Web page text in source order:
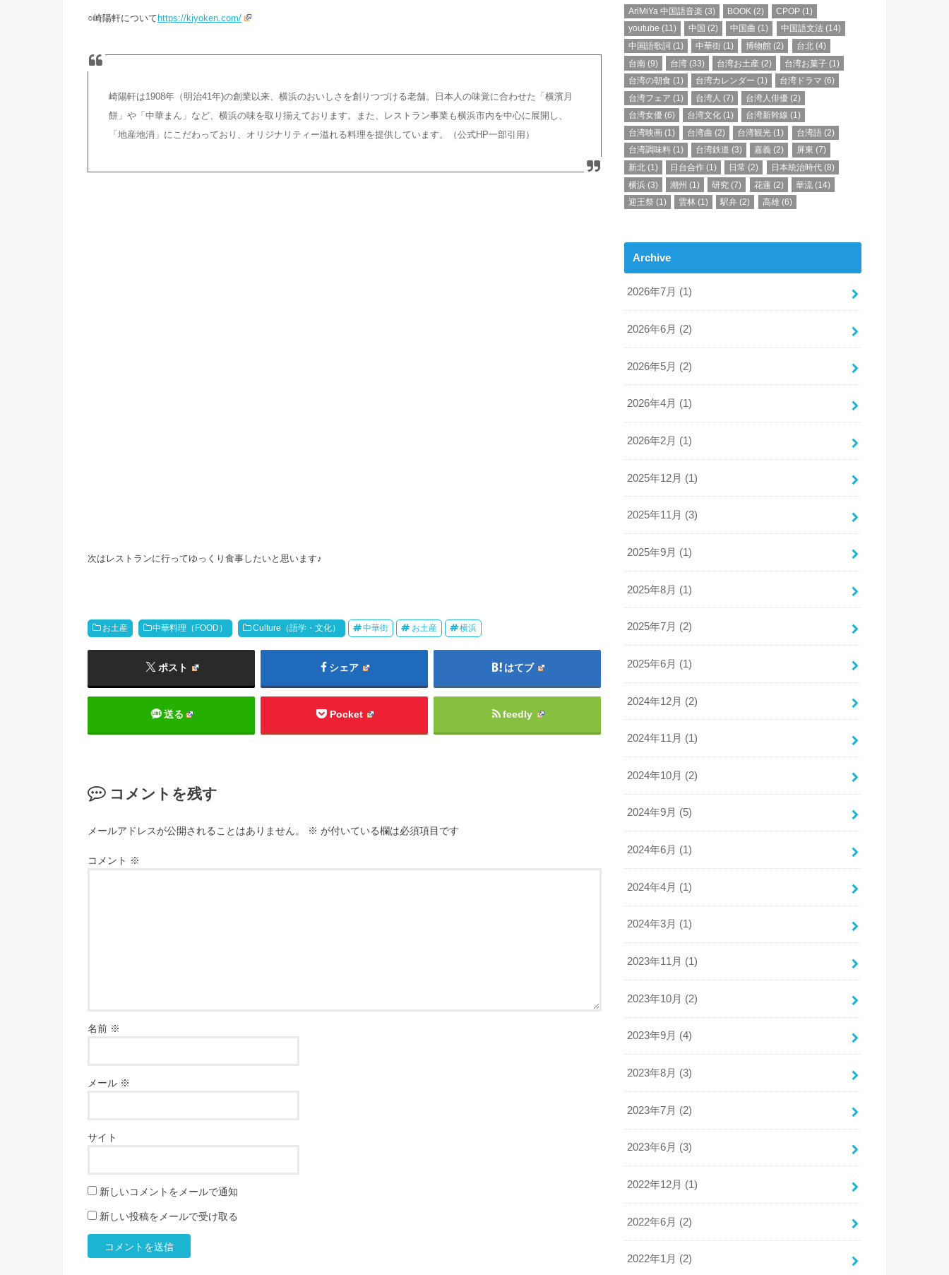
○崎陽軒について https://kiyoken.com/
崎陽軒は1908年（明治41年)の創業以来、横浜のおいしさを創りつづける老舗。日本人の味覚に合わせた「横濱月
餅」や「中華まん」など、横浜の味を取り揃えております。また、レストラン事業も横浜市内を中心に展開し、
「地産地消」にこだわっており、オリジナリティー溢れる料理を提供しています。（公式HP一部引用）
次はレストランに行ってゆっくり食事したいと思います♪
お土産 中華料理（FOOD） Culture（語学・文化） 中華街 お土産 横浜
ポスト シェア はてブ
送る Pocket feedly
コメントを残す
メールアドレスが公開されることはありません。 ※ が付いている欄は必須項目です
コメント ※
名前 ※
メール ※
サイト
新しいコメントをメールで通知
新しい投稿をメールで受け取る
AriMiYa 中国語音楽 (3) BOOK (2) CPOP (1)
youtube (11) 中国 (2) 中国曲 (1) 中国語文法 (14)
中国語歌詞 (1) 中華街 (1) 博物館 (2) 台北(4)
台南 (9) 台湾 (33) 台湾お土産 (2) 台湾お菓子(1)
台湾の朝食 (1) 台湾カレンダー (1) 台湾ドラマ (6)
台湾フェア (1) 台湾人 (7) 台湾人俳優 (2)
台湾女優 (6) 台湾文化 (1) 台湾新幹線 (1)
台湾映画 (1) 台湾曲 (2) 台湾観光 (1) 台湾語 (2)
台湾調味料 (1) 台湾鉄道 (3) 嘉義 (2) 屏東 (7)
新北 (1) 日台合作 (1) 日常 (2) 日本統治時代(8)
横浜 (3) 潮州 (1) 研究 (7) 花蓮(2) 華流 (14)
迎王祭 (1) 雲林 (1) 駅弁 (2) 高雄(6)
Archive
2026年7月 (1)
2026年6月 (2)
2026年5月 (2)
2026年4月 (1)
2026年2月 (1)
2025年12月 (1)
2025年11月 (3)
2025年9月 (1)
2025年8月 (1)
2025年7月 (2)
2025年6月 (1)
2024年12月 (2)
2024年11月 (1)
2024年10月 (2)
2024年9月 (5)
2024年6月 (1)
2024年4月 (1)
2024年3月 (1)
2023年11月 (1)
2023年10月 (2)
2023年9月 (4)
2023年8月 (3)
2023年7月 (2)
2023年6月 (3)
2022年12月 (1)
2022年6月 (2)
2022年1月 (2)